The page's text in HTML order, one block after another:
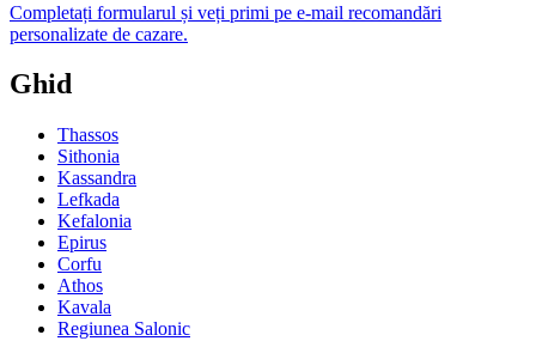
Completați formularul și veți primi pe e-mail recomandări
personalizate de cazare.
Ghid
Thassos
Sithonia
Kassandra
Lefkada
Kefalonia
Epirus
Corfu
Athos
Kavala
Regiunea Salonic